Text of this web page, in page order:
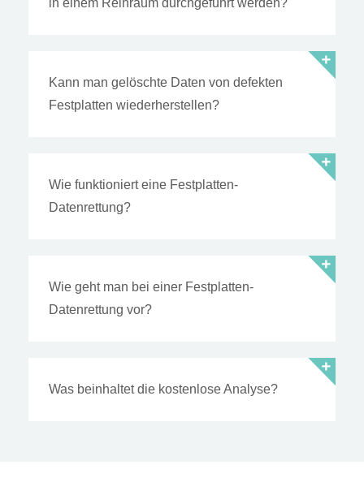
in einem Reinraum durchgeführt werden?
Kann man gelöschte Daten von defekten
Festplatten wiederherstellen?
Wie funktioniert eine Festplatten-
Datenrettung?
Wie geht man bei einer Festplatten-
Datenrettung vor?
Was beinhaltet die kostenlose Analyse?